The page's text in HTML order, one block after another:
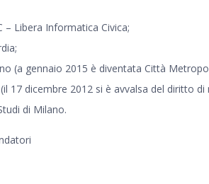
– Libera Informatica Civica;
(a gennaio 2015 è diventata Città
17 dicembre 2012 si è avvalsa del diritto di
di Milano.